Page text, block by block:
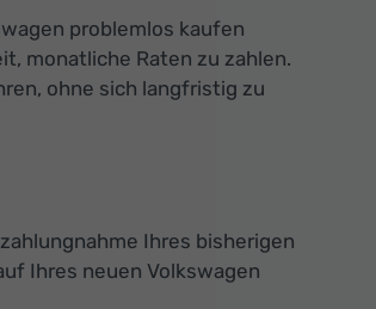
problemlos kaufen
monatliche Raten zu zahlen.
ohne sich langfristig zu
Ihres bisherigen
Ihres neuen Volkswagen